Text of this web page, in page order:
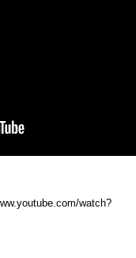
watch?